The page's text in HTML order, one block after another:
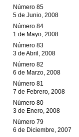
Número 85
5 de Junio, 2008
Número 84
1 de Mayo, 2008
Número 83
3 de Abril, 2008
Número 82
6 de Marzo, 2008
Número 81
7 de Febrero, 2008
Número 80
3 de Enero, 2008
Número 79
6 de Diciembre, 2007